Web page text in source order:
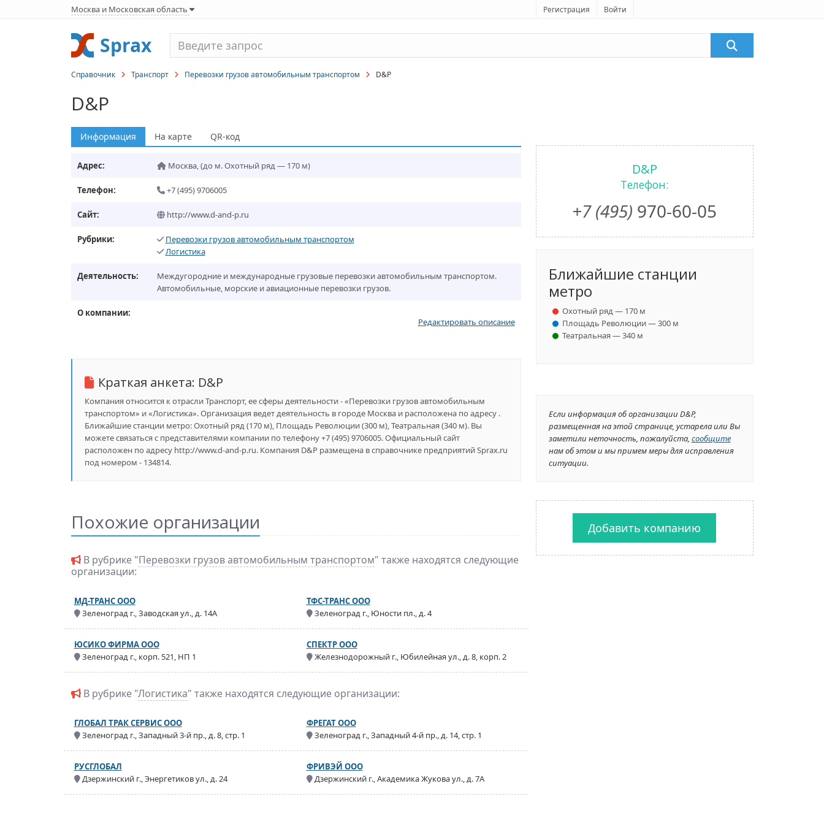
Москва и Московская область Регистрация Войти
Sprax
Справочник Транспорт Перевозки грузов автомобильным транспортом D&P
D&P
Информация На карте QR-код
Адрес: Москва,(до м. Охотный ряд — 170 м)
Телефон: +7 (495) 9706005
Сайт: http://www.d-and-p.ru
Рубрики:
Перевозки грузов автомобильным транспортом
Логистика
Деятельность:
Междугородние и международные грузовые перевозки автомобильным транспортом.
Автомобильные, морские и авиационные перевозки грузов.
О компании:
Редактировать описание
Краткая анкета: D&P
Компания относится к отрасли Транспорт, ее сферы деятельности - «Перевозки грузов автомобильным
транспортом» и «Логистика». Организация ведет деятельность в городе Москва и расположена по адресу .
Ближайшие станции метро: Охотный ряд (170 м), Площадь Революции (300 м), Театральная (340 м). Вы
можете связаться с представителями компании по телефону +7 (495) 9706005. Официальный сайт
расположен по адресу http://www.d-and-p.ru. Компания D&P размещена в справочнике предприятий Sprax.ru
под номером - 134814.
Похожие организации
В рубрике "Перевозки грузов автомобильным транспортом" также находятся следующие
организации:
МД-ТРАНС ООО
Зеленоград г., Заводская ул., д. 14А
ТФС-ТРАНС ООО
Зеленоград г., Юности пл., д. 4
ЮСИКО ФИРМА ООО
Зеленоград г., корп. 521, НП 1
СПЕКТР ООО
Железнодорожный г., Юбилейная ул., д. 8, корп. 2
В рубрике "Логистика" также находятся следующие организации:
ГЛОБАЛ ТРАК СЕРВИС ООО
Зеленоград г., Западный 3-й пр., д. 8, стр. 1
ФРЕГАТ ООО
Зеленоград г., Западный 4-й пр., д. 14, стр. 1
РУСГЛОБАЛ
Дзержинский г., Энергетиков ул., д. 24
ФРИВЭЙ ООО
Дзержинский г., Академика Жукова ул., д. 7А
D&P
Телефон:
+7 (495) 970-60-05
Ближайшие станции
метро
Охотный ряд — 170 м
Площадь Революции — 300 м
Театральная — 340 м
Если информация об организации D&P,
размещенная на этой странице, устарела или Вы
заметили неточность, пожалуйста, сообщите
нам об этом и мы примем меры для исправления
ситуации.
Добавить компанию